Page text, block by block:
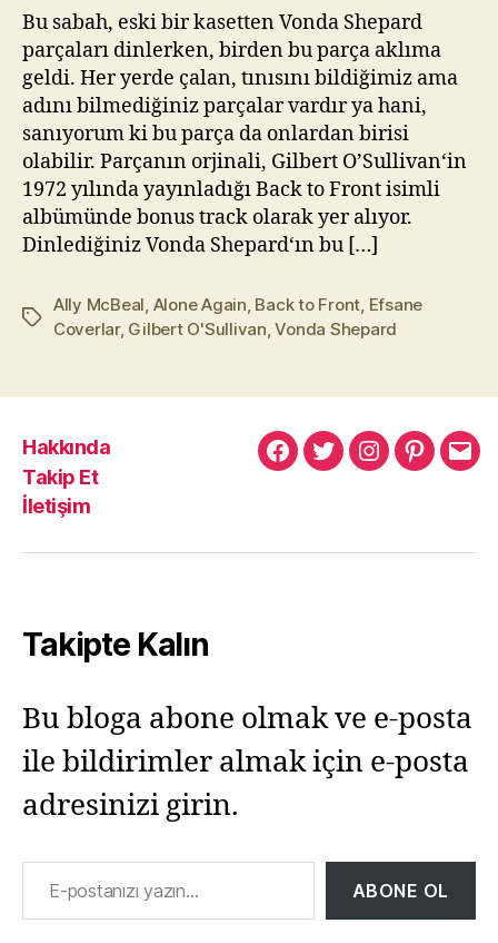
kı
m
a
z
Alone
Again
(Naturally)
(Efsane
Coverlar
#19)
Bu sabah, eski bir kasetten Vonda Shepard
parçaları dinlerken, birden bu parça aklıma
geldi. Her yerde çalan, tınısını bildiğimiz ama
adını bilmediğiniz parçalar vardır ya hani,
sanıyorum ki bu parça da onlardan birisi
olabilir. Parçanın orjinali, Gilbert O’Sullivan‘in
1972 yılında yayınladığı Back to Front isimli
albümünde bonus track olarak yer alıyor.
Dinlediğiniz Vonda Shepard‘ın bu […]
Etiketler
Ally McBeal Alone Again Back to Front Efsane
Coverlar, Gilbert O'Sullivan ,Vonda Shepard
Hakkında
Takip Et
İletişim
MuratMuratMuratPinterest
Takipte Kalın
Bu bloga abone olmak ve e-posta
ile bildirimler almak için e-posta
adresinizi girin.
E-postanızı yazın…
ABONE OL